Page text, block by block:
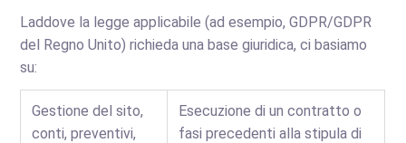
Laddove la legge applicabile (ad esempio, GDPR/GDPR
del Regno Unito) richieda una base giuridica, ci basiamo
su:
Gestione del sito,
conti, preventivi,
Esecuzione di un contratto o
fasi precedenti alla stipula di